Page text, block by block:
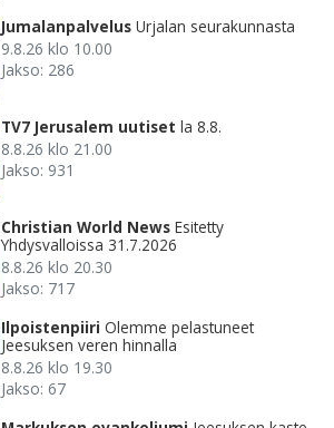
Jumalanpalvelus Urjalan seurakunnasta
9.8.26 klo 10.00
Jakso: 286
TV7 Jerusalem uutiset la 8.8.
8.8.26 klo 21.00
Jakso: 931
Christian World News Esitetty
Yhdysvalloissa 31.7.2026
8.8.26 klo 20.30
Jakso: 717
Ilpoistenpiiri Olemme pelastuneet
Jeesuksen veren hinnalla
8.8.26 klo 19.30
Jakso: 67